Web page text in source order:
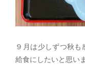
９月は少しずつ秋
給食にしたいと思い